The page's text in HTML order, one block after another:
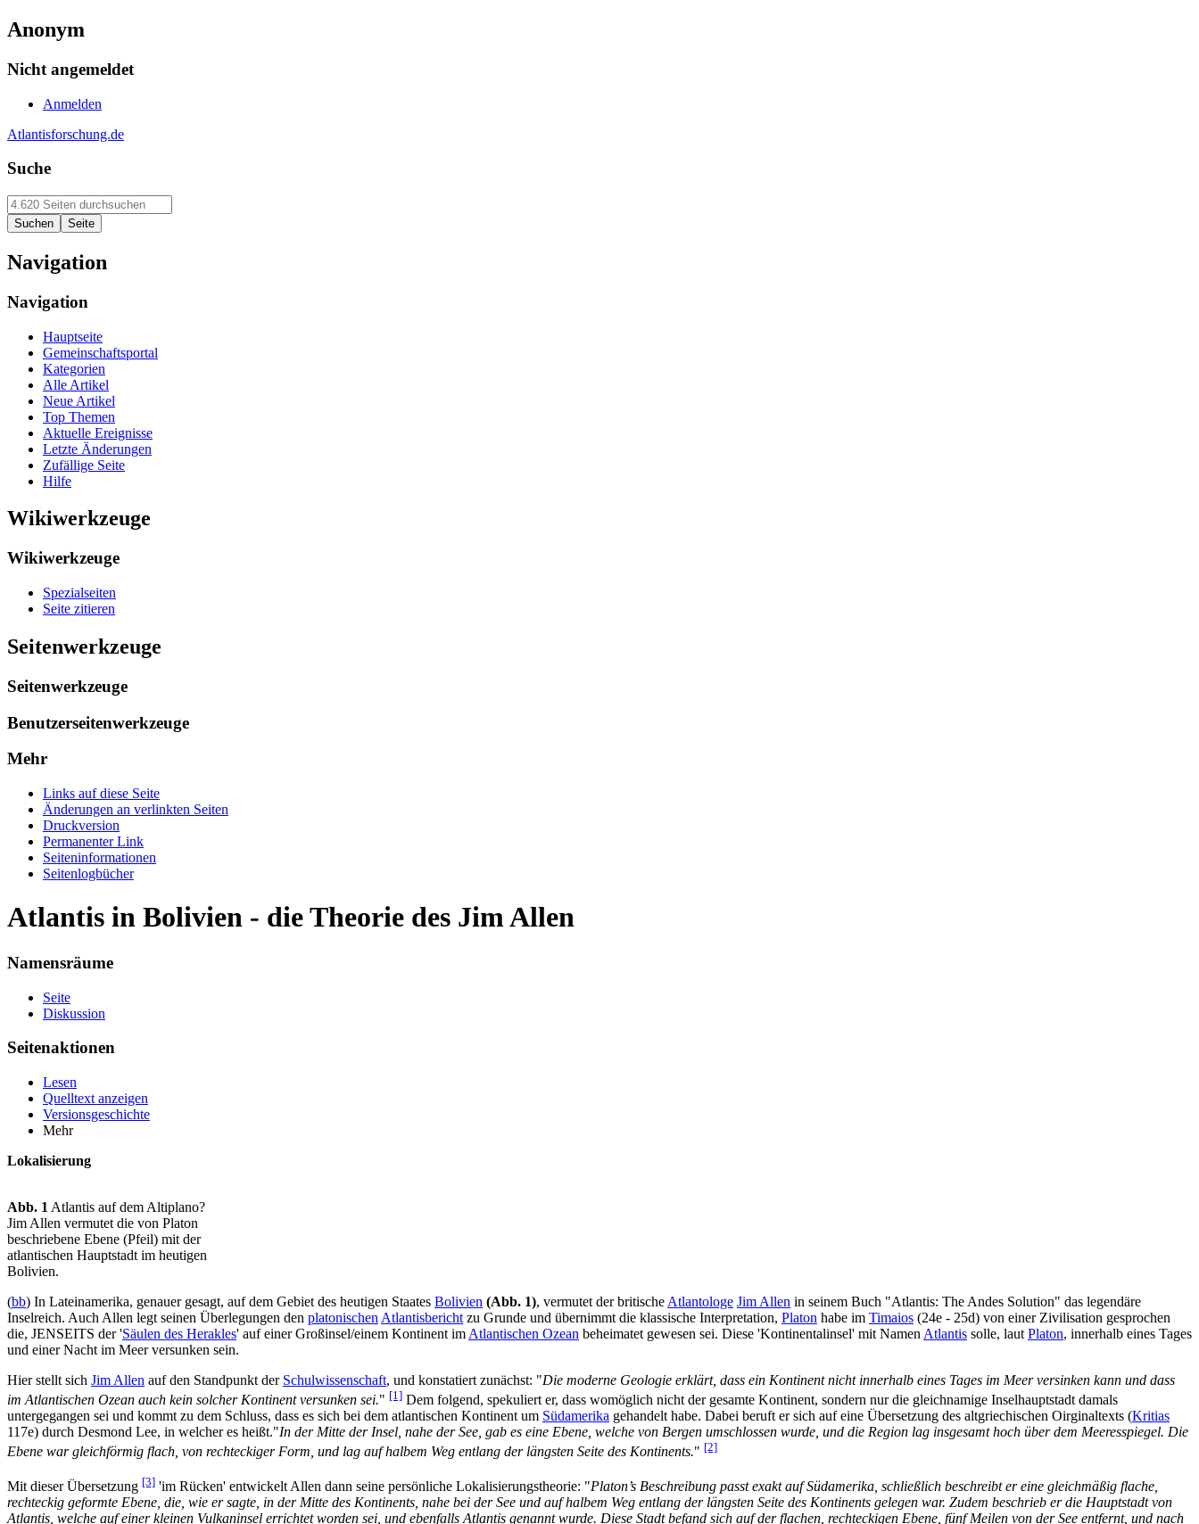
Anonym
Nicht angemeldet
Anmelden
Atlantisforschung.de
Suche
Navigation
Navigation
Hauptseite
Gemeinschaftsportal
Kategorien
Alle Artikel
Neue Artikel
Top Themen
Aktuelle Ereignisse
Letzte Änderungen
Zufällige Seite
Hilfe
Wikiwerkzeuge
Wikiwerkzeuge
Spezialseiten
Seite zitieren
Seitenwerkzeuge
Seitenwerkzeuge
Benutzerseitenwerkzeuge
Mehr
Links auf diese Seite
Änderungen an verlinkten Seiten
Druckversion
Permanenter Link
Seiten­informationen
Seitenlogbücher
Atlantis in Bolivien - die Theorie des Jim Allen
Namensräume
Seite
Diskussion
Seitenaktionen
Lesen
Quelltext anzeigen
Versionsgeschichte
Mehr
Lokalisierung
Abb. 1 Atlantis auf dem Altiplano?
Jim Allen vermutet die von Platon
beschriebene Ebene (Pfeil) mit der
atlantischen Hauptstadt im heutigen
Bolivien.
(bb) In Lateinamerika, genauer gesagt, auf dem Gebiet des heutigen Staates Bolivien (Abb. 1), vermutet der britische Atlantologe Jim Allen in seinem Buch "Atlantis: The Andes Solution" das legendäre
Inselreich. Auch Allen legt seinen Überlegungen den platonischen Atlantisbericht zu Grunde und übernimmt die klassische Interpretation, Platon habe im Timaios (24e - 25d) von einer Zivilisation gesprochen
die, JENSEITS der 'Säulen des Herakles' auf einer Großinsel/einem Kontinent im Atlantischen Ozean beheimatet gewesen sei. Diese 'Kontinentalinsel' mit Namen Atlantis solle, laut Platon, innerhalb eines Tages
und einer Nacht im Meer versunken sein.
Hier stellt sich Jim Allen auf den Standpunkt der Schulwissenschaft, und konstatiert zunächst: "Die moderne Geologie erklärt, dass ein Kontinent nicht innerhalb eines Tages im Meer versinken kann und dass
im Atlantischen Ozean auch kein solcher Kontinent versunken sei." [1] Dem folgend, spekuliert er, dass womöglich nicht der gesamte Kontinent, sondern nur die gleichnamige Inselhauptstadt damals
untergegangen sei und kommt zu dem Schluss, dass es sich bei dem atlantischen Kontinent um Südamerika gehandelt habe. Dabei beruft er sich auf eine Übersetzung des altgriechischen Oirginaltexts (Kritias
117e) durch Desmond Lee, in welcher es heißt."In der Mitte der Insel, nahe der See, gab es eine Ebene, welche von Bergen umschlossen wurde, und die Region lag insgesamt hoch über dem Meeresspiegel. Die
Ebene war gleichförmig flach, von rechteckiger Form, und lag auf halbem Weg entlang der längsten Seite des Kontinents." [2]
Mit dieser Übersetzung [3] 'im Rücken' entwickelt Allen dann seine persönliche Lokalisierungstheorie: "Platon’s Beschreibung passt exakt auf Südamerika, schließlich beschreibt er eine gleichmäßig flache,
rechteckig geformte Ebene, die, wie er sagte, in der Mitte des Kontinents, nahe bei der See und auf halbem Weg entlang der längsten Seite des Kontinents gelegen war. Zudem beschrieb er die Hauptstadt von
Atlantis, welche auf einer kleinen Vulkaninsel errichtet worden sei, und ebenfalls Atlantis genannt wurde. Diese Stadt befand sich auf der flachen, rechteckigen Ebene, fünf Meilen von der See entfernt, und nach